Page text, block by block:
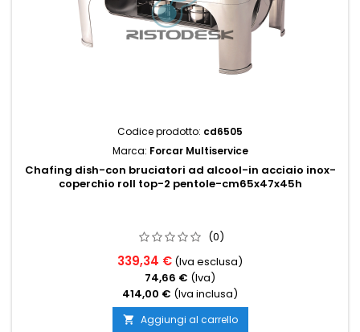
Codice prodotto: cd6505
Marca: Forcar Multiservice
Chafing dish-con bruciatori ad alcool-in acciaio inox-
coperchio roll top-2 pentole-cm65x47x45h
(0)
339,34 € (Iva esclusa)
74,66 € (Iva)
414,00 € (Iva inclusa)
 Aggiungi al carrello